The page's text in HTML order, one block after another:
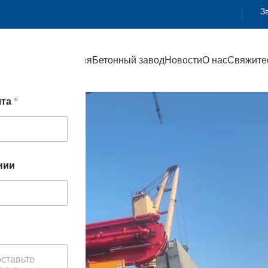
*
ПродукцияБетонный заводНовостиО нас